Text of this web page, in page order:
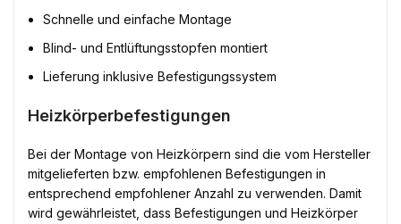
Schnelle und einfache Montage
Blind- und Entlüftungsstopfen montiert
Lieferung inklusive Befestigungssystem
Heizkörperbefestigungen
Bei der Montage von Heizkörpern sind die vom Hersteller
mitgelieferten bzw. empfohlenen Befestigungen in
entsprechend empfohlener Anzahl zu verwenden. Damit
wird gewährleistet, dass Befestigungen und Heizkörper